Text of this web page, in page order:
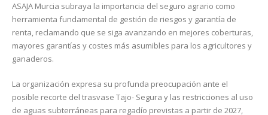
ASAJA Murcia subraya la importancia del seguro agrario como
herramienta fundamental de gestión de riesgos y garantía de
renta, reclamando que se siga avanzando en mejores coberturas,
mayores garantías y costes más asumibles para los agricultores y
ganaderos.
La organización expresa su profunda preocupación ante el
posible recorte del trasvase Tajo- Segura y las restricciones al uso
de aguas subterráneas para regadío previstas a partir de 2027,